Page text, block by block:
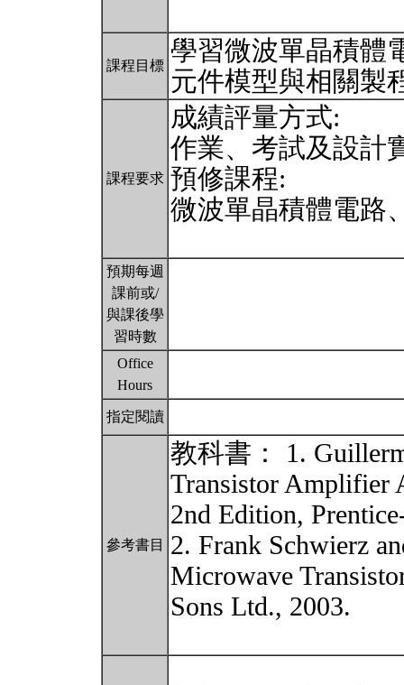
課程目標 學習微波單晶積體
元件模型與相關製
課程要求
成績評量方式:
作業、考試及設計
預修課程:
微波單晶積體電路
預期每週
課前或/
與課後學
習時數
Office
Hours
指定閱讀
參考書目
教科書： 1.
Transistor Amplifier
2nd Edition,
2. Frank Schwierz
Microwave
Sons Ltd., 2003.